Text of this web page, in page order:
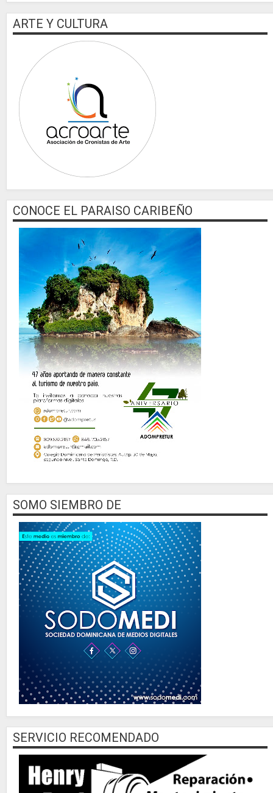
ARTE Y CULTURA
CONOCE EL PARAISO CARIBEÑO
SOMO SIEMBRO DE
SERVICIO RECOMENDADO